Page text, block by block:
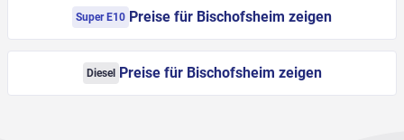
Super E10 Preise für Bischofsheim zeigen
Diesel Preise für Bischofsheim zeigen